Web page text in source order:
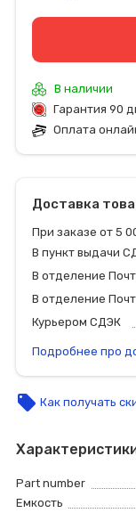
В наличии
Гарантия 90
Оплата
Доставка
При заказе от 5
В пункт выдачи
В отделение
В отделение
Курьером СДЭК
Подробнее про
local_offer Как получать
Part number
Емкость